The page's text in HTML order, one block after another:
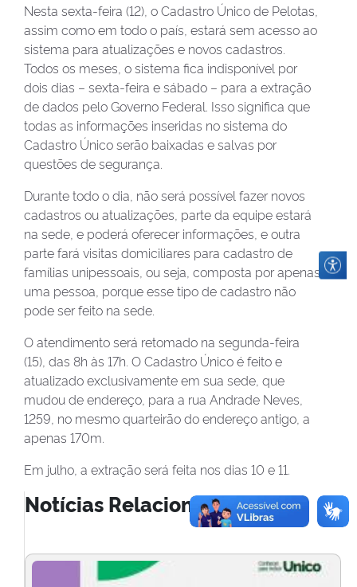
Nesta sexta-feira (12), o Cadastro Único de Pelotas,
assim como em todo o país, estará sem acesso ao
sistema para atualizações e novos cadastros.
Todos os meses, o sistema fica indisponível por
dois dias – sexta-feira e sábado – para a extração
de dados pelo Governo Federal. Isso significa que
todas as informações inseridas no sistema do
Cadastro Único serão baixadas e salvas por
questões de segurança.
Durante todo o dia, não será possível fazer novos
cadastros ou atualizações, parte da equipe estará
na sede, e poderá oferecer informações, e outra
parte fará visitas domiciliares para cadastro de
famílias unipessoais, ou seja, composta por apenas
uma pessoa, porque esse tipo de cadastro não
pode ser feito na sede.
O atendimento será retomado na segunda-feira
(15), das 8h às 17h. O Cadastro Único é feito e
atualizado exclusivamente em sua sede, que
mudou de endereço, para a rua Andrade Neves,
1259, no mesmo quarteirão do endereço antigo, a
apenas 170m.
Em julho, a extração será feita nos dias 10 e 11.
Notícias Relacionadas